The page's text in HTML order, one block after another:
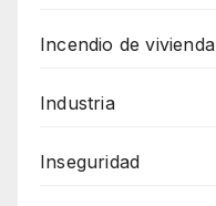
Incendio de vivienda
Industria
Inseguridad